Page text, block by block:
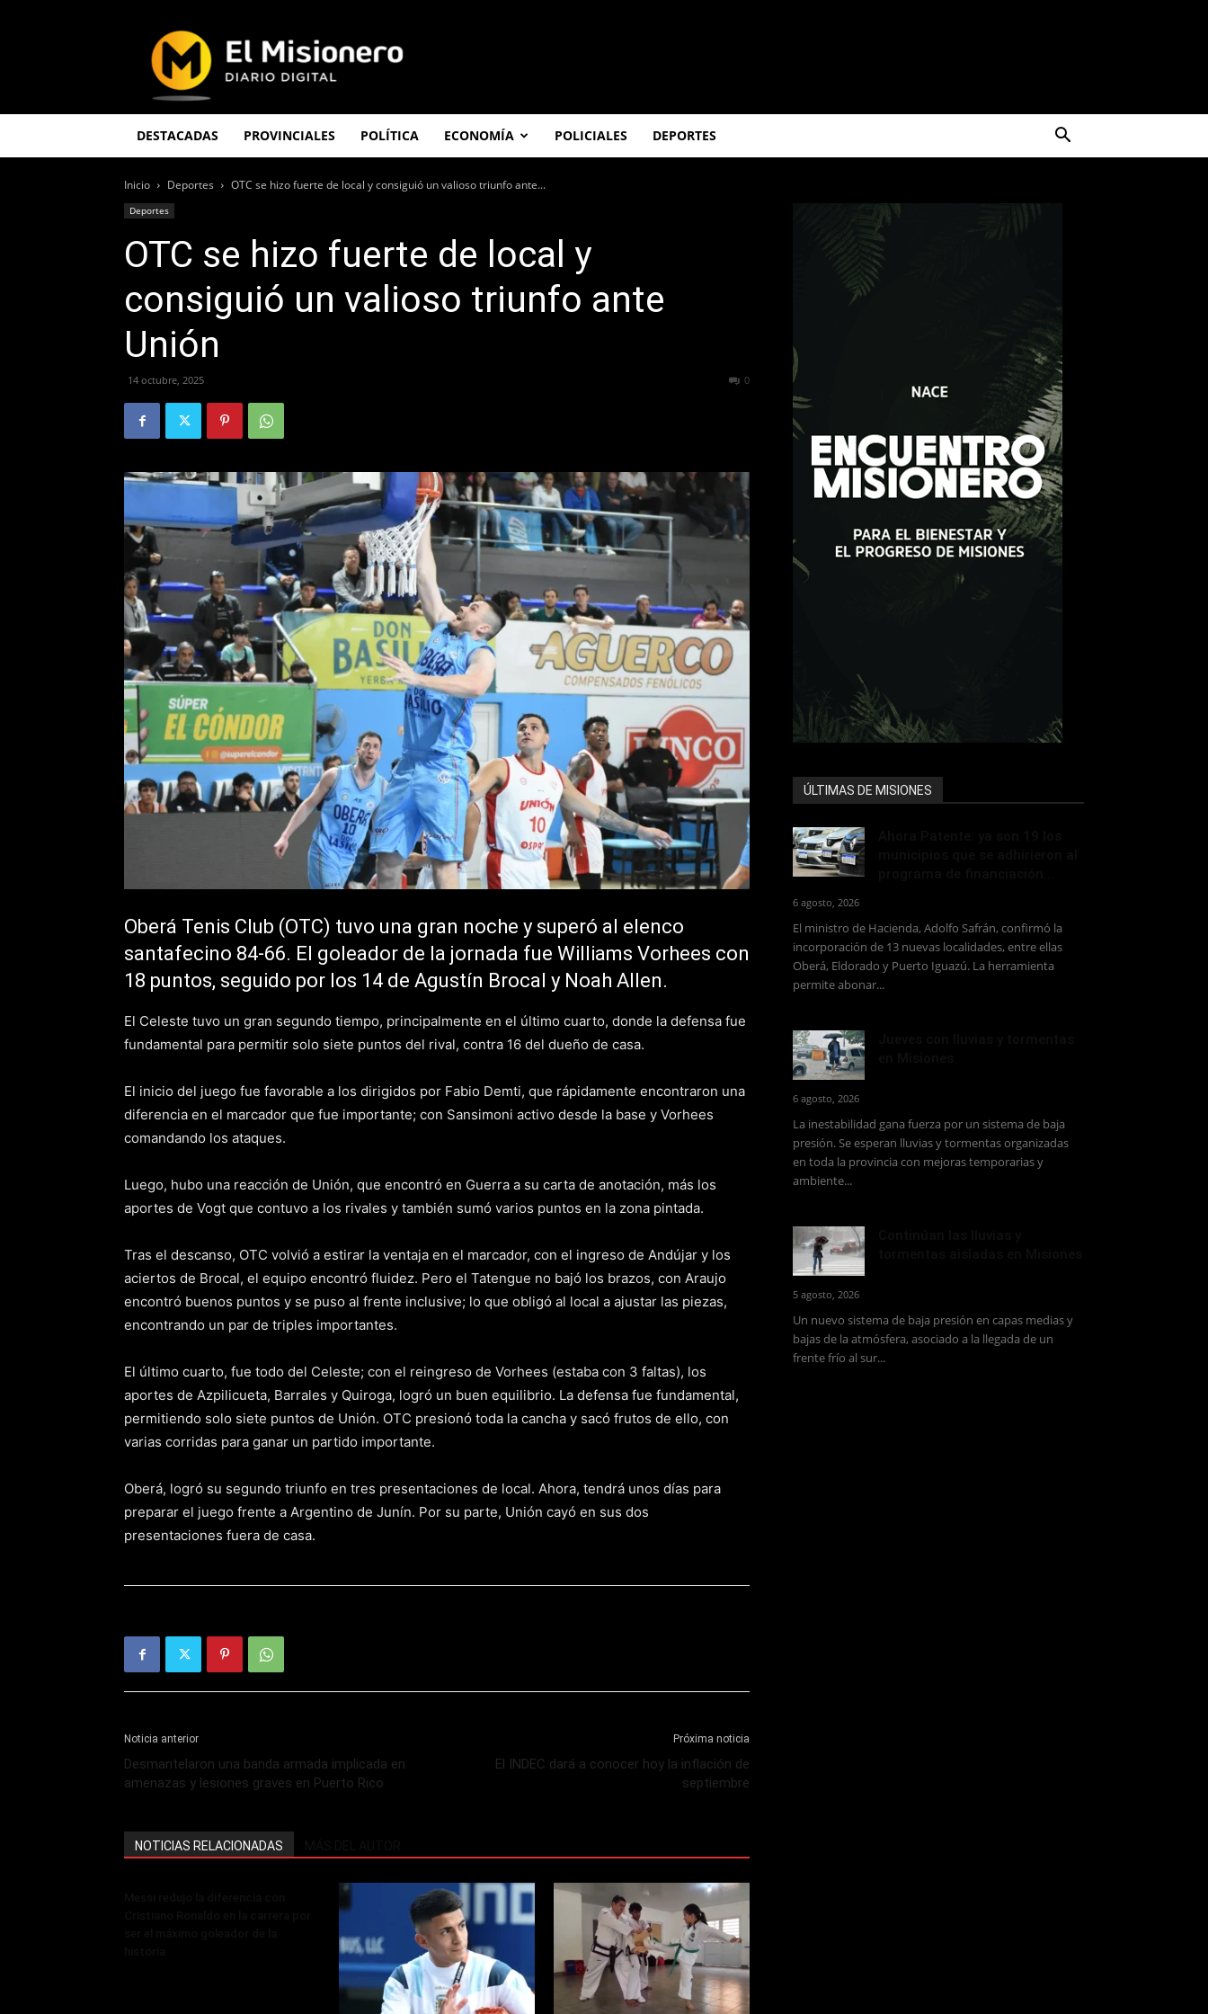
Misionero
DESTACADAS PROVINCIALES POLÍTICA ECONOMÍA POLICIALES DEPORTES
Inicio Deportes OTC se hizo fuerte de local y consiguió un valioso triunfo ante...
Deportes
OTC se hizo fuerte de local y
consiguió un valioso triunfo ante
Unión
14 octubre, 2025 0
Oberá Tenis Club (OTC) tuvo una gran noche y superó al elenco
santafecino 84-66. El goleador de la jornada fue Williams Vorhees con
18 puntos, seguido por los 14 de Agustín Brocal y Noah Allen.
El Celeste tuvo un gran segundo tiempo, principalmente en el último cuarto, donde la defensa fue
fundamental para permitir solo siete puntos del rival, contra 16 del dueño de casa.
El inicio del juego fue favorable a los dirigidos por Fabio Demti, que rápidamente encontraron una
diferencia en el marcador que fue importante; con Sansimoni activo desde la base y Vorhees
comandando los ataques.
Luego, hubo una reacción de Unión, que encontró en Guerra a su carta de anotación, más los
aportes de Vogt que contuvo a los rivales y también sumó varios puntos en la zona pintada.
Tras el descanso, OTC volvió a estirar la ventaja en el marcador, con el ingreso de Andújar y los
aciertos de Brocal, el equipo encontró fluidez. Pero el Tatengue no bajó los brazos, con Araujo
encontró buenos puntos y se puso al frente inclusive; lo que obligó al local a ajustar las piezas,
encontrando un par de triples importantes.
El último cuarto, fue todo del Celeste; con el reingreso de Vorhees (estaba con 3 faltas), los
aportes de Azpilicueta, Barrales y Quiroga, logró un buen equilibrio. La defensa fue fundamental,
permitiendo solo siete puntos de Unión. OTC presionó toda la cancha y sacó frutos de ello, con
varias corridas para ganar un partido importante.
Oberá, logró su segundo triunfo en tres presentaciones de local. Ahora, tendrá unos días para
preparar el juego frente a Argentino de Junín. Por su parte, Unión cayó en sus dos
presentaciones fuera de casa.
Noticia anterior
Desmantelaron una banda armada implicada en
amenazas y lesiones graves en Puerto Rico
Próxima noticia
El INDEC dará a conocer hoy la inflación de
septiembre
NOTICIAS RELACIONADAS
ÚLTIMAS DE MISIONES
6 agosto, 2026
El ministro de Hacienda, Adolfo Safrán, confirmó la
incorporación de 13 nuevas localidades, entre ellas
Oberá, Eldorado y Puerto Iguazú. La herramienta
permite abonar...
6 agosto, 2026
La inestabilidad gana fuerza por un sistema de baja
presión. Se esperan lluvias y tormentas organizadas
en toda la provincia con mejoras temporarias y
ambiente...
5 agosto, 2026
Un nuevo sistema de baja presión en capas medias y
bajas de la atmósfera, asociado a la llegada de un
frente frío al sur...